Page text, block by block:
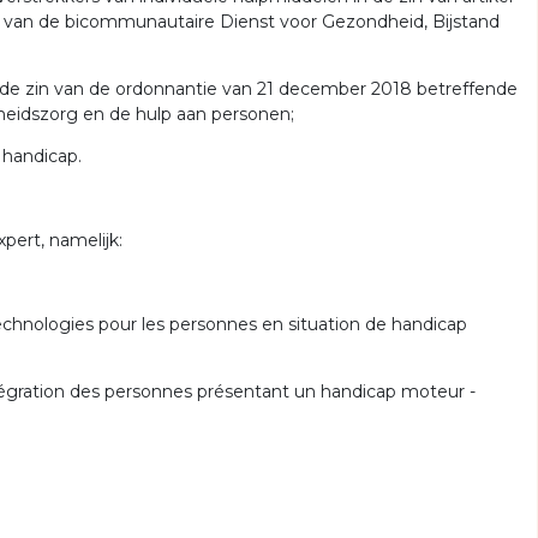
de bicommunautaire Dienst voor Gezondheid, Bijstand
zin van de ordonnantie van 21 december 2018 betreffende
en de hulp aan personen;
namelijk:
pour les personnes en situation de handicap
des personnes présentant un handicap moteur -